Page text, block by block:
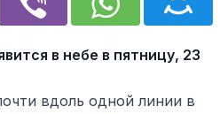
в небе в пятницу, 23
вдоль одной линии в